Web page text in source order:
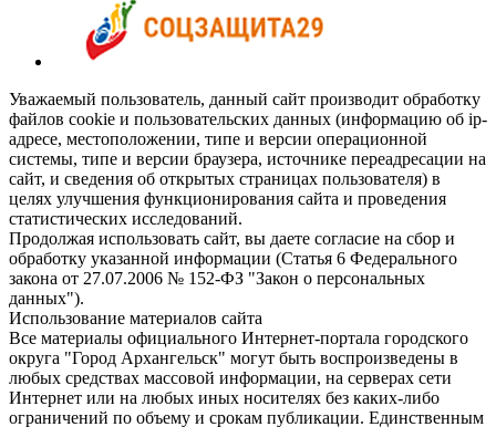
Уважаемый пользователь, данный сайт производит обработку
файлов cookie и пользовательских данных (информацию об ip-
адресе, местоположении, типе и версии операционной
системы, типе и версии браузера, источнике переадресации на
сайт, и сведения об открытых страницах пользователя) в
целях улучшения функционирования сайта и проведения
статистических исследований.
Продолжая использовать сайт, вы даете согласие на сбор и
обработку указанной информации (Статья 6 Федерального
закона от 27.07.2006 № 152-ФЗ "Закон о персональных
данных").
Использование материалов сайта
Все материалы официального Интернет-портала городского
округа "Город Архангельск" могут быть воспроизведены в
любых средствах массовой информации, на серверах сети
Интернет или на любых иных носителях без каких-либо
ограничений по объему и срокам публикации. Единственным